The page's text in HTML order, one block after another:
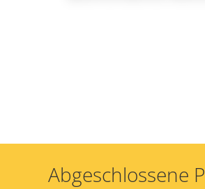
Abgeschlossene